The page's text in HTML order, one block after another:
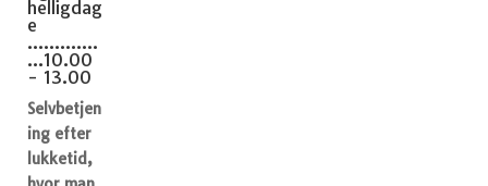
helligdag
e
.............
...10.00
- 13.00
Selvbetjen
ing efter
lukketid,